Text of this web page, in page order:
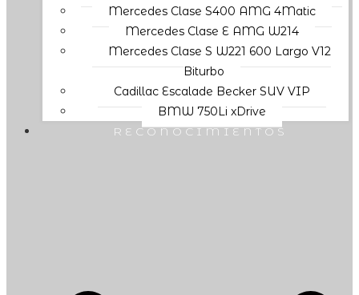
Mercedes Clase S400 AMG 4Matic
Mercedes Clase E AMG W214
Mercedes Clase S W221 600 Largo V12
Biturbo
Cadillac Escalade Becker SUV VIP
BMW 750Li xDrive
RECONOCIMIENTOS